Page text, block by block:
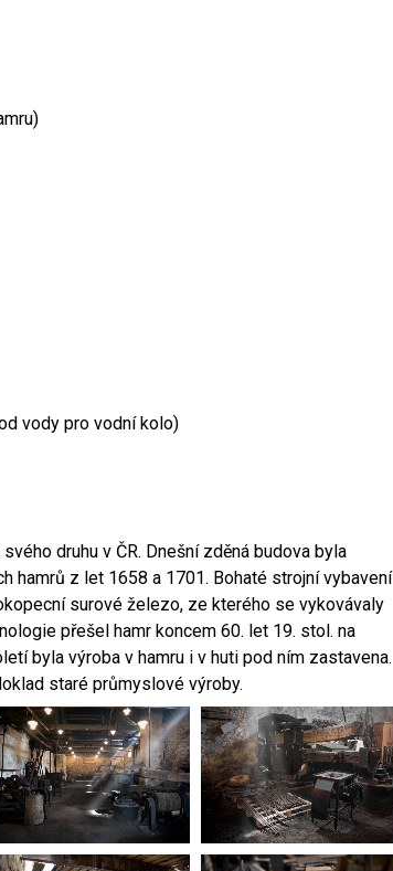
vody pro vodní kolo)
druhu v ČR. Dnešní zděná budova byla
hamrů z let 1658 a 1701. Bohaté strojní vybavení
surové železo, ze kterého se vykovávaly
přešel hamr koncem 60. let 19. stol. na
byla výroba v hamru i v huti pod ním zastavena.
staré průmyslové výroby.